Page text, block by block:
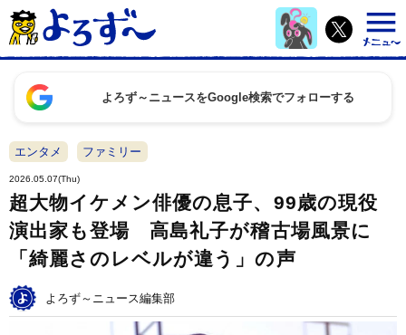
よろず～ニュースをGoogle検索でフォローする
エンタメ ファミリー
2026.05.07(Thu)
超大物イケメン俳優の息子、99歳の現役
演出家も登場 高島礼子が稽古場風景に
「綺麗さのレベルが違う」の声
よろず～ニュース編集部